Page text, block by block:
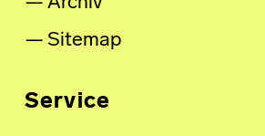
Sitemap
Service